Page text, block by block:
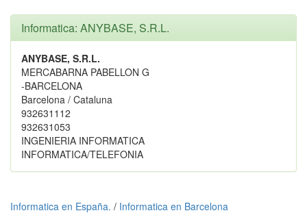
Informatica: ANYBASE, S.R.L.
ANYBASE, S.R.L.
MERCABARNA PABELLON G
-BARCELONA
Barcelona / Cataluna
932631112
932631053
INGENIERIA INFORMATICA
INFORMATICA/TELEFONIA
Informatica en España. / Informatica en Barcelona